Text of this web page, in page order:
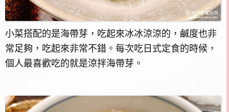
小菜搭配的是海帶芽，吃起來冰冰涼涼的，鹹度也非
常足夠，吃起來非常不錯。每次吃日式定食的時候，
個人最喜歡吃的就是涼拌海帶芽。